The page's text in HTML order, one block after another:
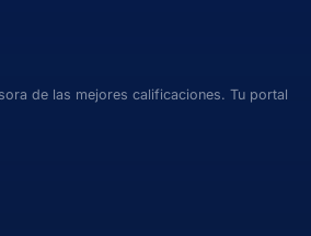
de las mejores calificaciones. Tu portal